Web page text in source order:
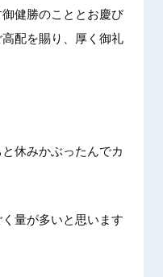
健勝のこととお慶び
配を賜り、厚く御礼
休みかぶったんでカ
量が多いと思います